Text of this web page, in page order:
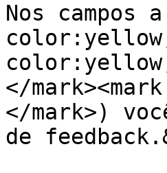
Nos campos
</
</mark>)
de